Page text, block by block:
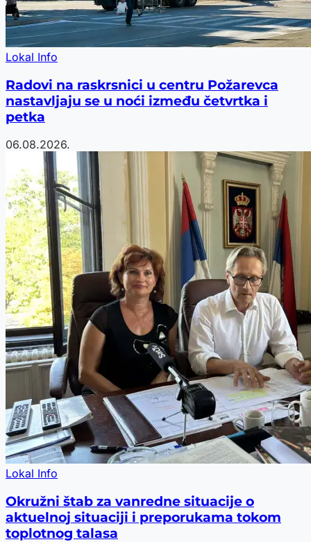
Lokal Info
Radovi na raskrsnici u centru Požarevca
nastavljaju se u noći između četvrtka i
petka
06.08.2026.
Lokal Info
Okružni štab za vanredne situacije o
aktuelnoj situaciji i preporukama tokom
toplotnog talasa